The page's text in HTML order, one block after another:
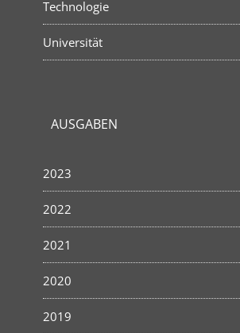
Technologie
Universität
AUSGABEN
2023
2022
2021
2020
2019